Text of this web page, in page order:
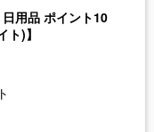
用品 ポイント10
)】